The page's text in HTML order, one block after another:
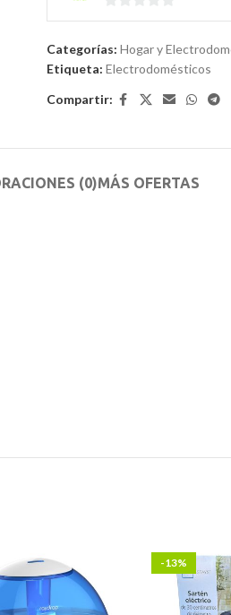
0
Categorías: Hogar y
Etiqueta: Electrodomésticos
Compartir:
(0)MÁS OFERTAS
-13%